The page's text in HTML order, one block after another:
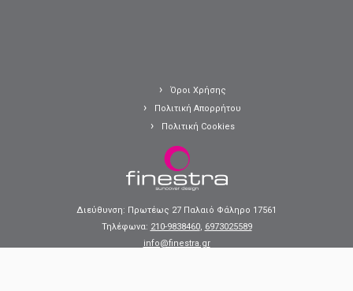
Όροι Χρήσης
Πολιτική Απορρήτου
Πολιτική Cookies
Διεύθυνση: Πρωτέως 27 Παλαιό Φάληρο 17561
Τηλέφωνα: 210-9838460, 6973025589
info@finestra.gr